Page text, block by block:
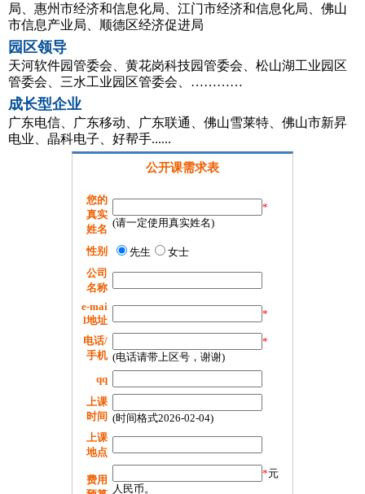
局、惠州市经济和信息化局、江门市经济和信息化局、佛山
市信息产业局、顺德区经济促进局
园区领导
天河软件园管委会、黄花岗科技园管委会、松山湖工业园区
管委会、三水工业园区管委会、…………
成长型企业
广东电信、广东移动、广东联通、佛山雪莱特、佛山市新昇
电业、晶科电子、好帮手......
公开课需求表
您的
真实
姓名
*
(请一定使用真实姓名)
性别 先生
女士
公司
名称
e-mai
l地址
*
电话/
手机
*
(电话请带上区号，谢谢)
qq
上课
时间 (时间格式2026-02-04)
上课
地点
费用
*元
人民币。